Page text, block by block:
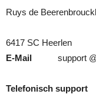
Ruys de
6417 SC Heerlen
E-Mail
support @
Telefonisch support